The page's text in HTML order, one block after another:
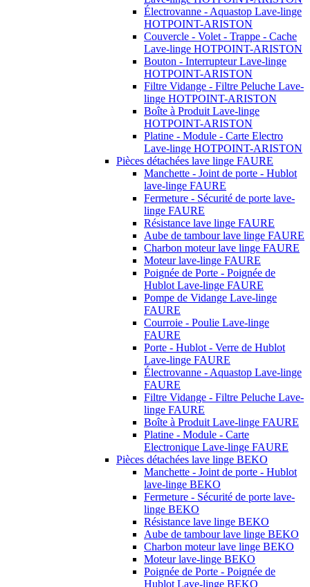
Électrovanne - Aquastop Lave-linge
HOTPOINT-ARISTON
Couvercle - Volet - Trappe - Cache
Lave-linge HOTPOINT-ARISTON
Bouton - Interrupteur Lave-linge
HOTPOINT-ARISTON
Filtre Vidange - Filtre Peluche Lave-
linge HOTPOINT-ARISTON
Boîte à Produit Lave-linge
HOTPOINT-ARISTON
Platine - Module - Carte Electro
Lave-linge HOTPOINT-ARISTON
Pièces détachées lave linge FAURE
Manchette - Joint de porte - Hublot
lave-linge FAURE
Fermeture - Sécurité de porte lave-
linge FAURE
Résistance lave linge FAURE
Aube de tambour lave linge FAURE
Charbon moteur lave linge FAURE
Moteur lave-linge FAURE
Poignée de Porte - Poignée de
Hublot Lave-linge FAURE
Pompe de Vidange Lave-linge
FAURE
Courroie - Poulie Lave-linge
FAURE
Porte - Hublot - Verre de Hublot
Lave-linge FAURE
Électrovanne - Aquastop Lave-linge
FAURE
Filtre Vidange - Filtre Peluche Lave-
linge FAURE
Boîte à Produit Lave-linge FAURE
Platine - Module - Carte
Electronique Lave-linge FAURE
Pièces détachées lave linge BEKO
Manchette - Joint de porte - Hublot
lave-linge BEKO
Fermeture - Sécurité de porte lave-
linge BEKO
Résistance lave linge BEKO
Aube de tambour lave linge BEKO
Charbon moteur lave linge BEKO
Moteur lave-linge BEKO
Poignée de Porte - Poignée de
Hublot Lave-linge BEKO